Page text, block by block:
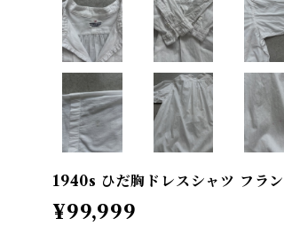
1940s ひだ胸ドレスシャツ フラ
¥99,999